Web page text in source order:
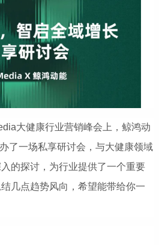
大健康行业营销峰会上，鲸鸿动
了一场私享研讨会，与大健康领域
的探讨，为行业提供了一个重要
几点趋势风向，希望能带给你一